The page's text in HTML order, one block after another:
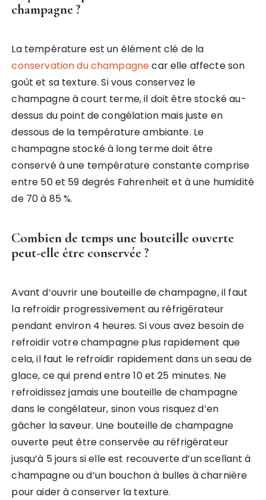
champagne ?
La température est un élément clé de la
conservation du champagnecar elle affecte son
goût et sa texture. Si vous conservez le
champagne à court terme, il doit être stocké au-
dessus du point de congélation mais juste en
dessous de la température ambiante. Le
champagne stocké à long terme doit être
conservé à une température constante comprise
entre 50 et 59 degrés Fahrenheit et à une humidité
de 70 à 85 %.
Combien de temps une bouteille ouverte
peut-elle être conservée ?
Avant d’ouvrir une bouteille de champagne, il faut
la refroidir progressivement au réfrigérateur
pendant environ 4 heures. Si vous avez besoin de
refroidir votre champagne plus rapidement que
cela, il faut le refroidir rapidement dans un seau de
glace, ce qui prend entre 10 et 25 minutes. Ne
refroidissez jamais une bouteille de champagne
dans le congélateur, sinon vous risquez d’en
gâcher la saveur. Une bouteille de champagne
ouverte peut être conservée au réfrigérateur
jusqu’à 5 jours si elle est recouverte d’un scellant à
champagne ou d’un bouchon à bulles à charnière
pour aider à conserver la texture.